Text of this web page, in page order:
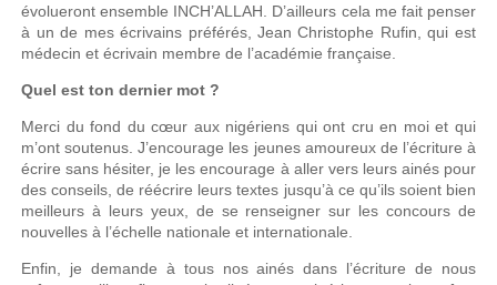
évolueront ensemble INCH’ALLAH. D’ailleurs cela me fait penser
à un de mes écrivains préférés, Jean Christophe Rufin, qui est
médecin et écrivain membre de l’académie française.
Quel est ton dernier mot ?
Merci du fond du cœur aux nigériens qui ont cru en moi et qui
m’ont soutenus. J’encourage les jeunes amoureux de l’écriture à
écrire sans hésiter, je les encourage à aller vers leurs ainés pour
des conseils, de réécrire leurs textes jusqu’à ce qu’ils soient bien
meilleurs à leurs yeux, de se renseigner sur les concours de
nouvelles à l’échelle nationale et internationale.
Enfin, je demande à tous nos ainés dans l’écriture de nous